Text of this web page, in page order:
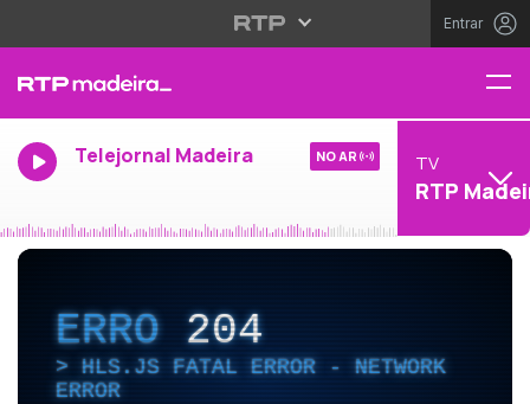
Entrar
Telejornal Madeira NO AR TV
RTP
ERRO204
HLS.JS FATAL ERROR - NETWORK
ERROR